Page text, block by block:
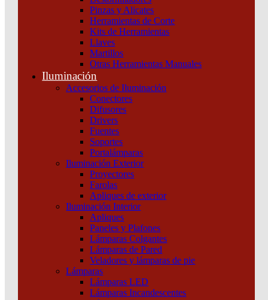
Pinzas y Alicates
Herramientas de Corte
Kits de Herramientas
Llaves
Martillos
Otras Herramientas Manuales
Iluminación
Accesorios de Iluminación
Conectores
Difusores
Drivers
Fuentes
Soportes
Portalámparas
Iluminación Exterior
Proyectores
Farolas
Apliques de exterior
Iluminación Interior
Apliques
Paneles y Plafones
Lámparas Colgantes
Lámparas de Pared
Veladores y lámparas de pie
Lámparas
Lámparas LED
Lámparas Incandescentes
Productos relacionados